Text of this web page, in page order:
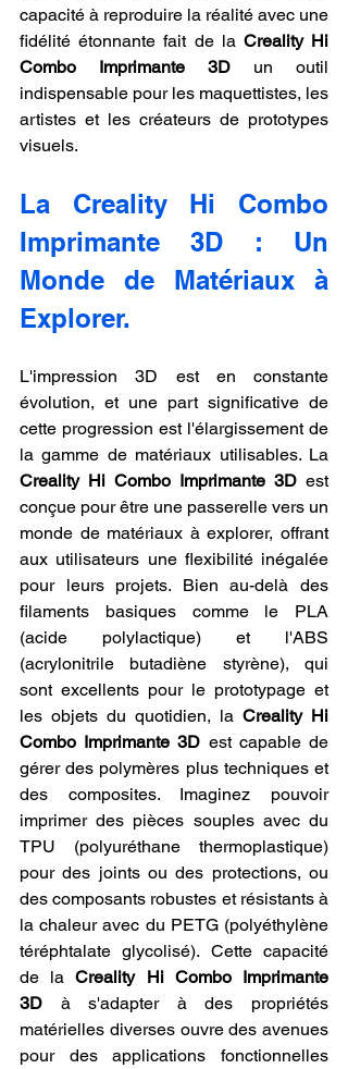
capacité à reproduire la réalité avec une
fidélité étonnante fait de la Creality Hi
Combo Imprimante 3D un outil
indispensable pour les maquettistes, les
artistes et les créateurs de prototypes
visuels.
La Creality Hi Combo
Imprimante 3D : Un
Monde de Matériaux à
Explorer.
L'impression 3D est en constante
évolution, et une part significative de
cette progression est l'élargissement de
Creality Hi Combo Imprimante 3D est
conçue pour être une passerelle vers un
monde de matériaux à explorer, offrant
aux utilisateurs une flexibilité inégalée
pour leurs projets. Bien au-delà des
filaments basiques comme le PLA
(acide polylactique) et l'ABS
(acrylonitrile butadiène styrène), qui
sont excellents pour le prototypage et
les objets du quotidien, la Creality Hi
Combo Imprimante 3D est capable de
gérer des polymères plus techniques et
des composites. Imaginez pouvoir
imprimer des pièces souples avec du
TPU (polyuréthane thermoplastique)
pour des joints ou des protections, ou
des composants robustes et résistants à
la chaleur avec du PETG (polyéthylène
téréphtalate glycolisé). Cette capacité
de la Creality Hi Combo Imprimante
3D à s'adapter à des propriétés
matérielles diverses ouvre des avenues
pour des applications fonctionnelles